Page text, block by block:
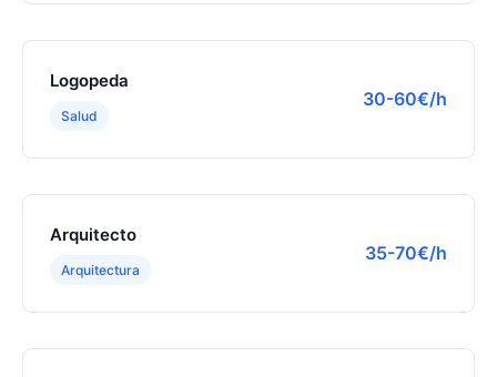
Logopeda
Salud
30-60€/h
Arquitecto
Arquitectura
35-70€/h